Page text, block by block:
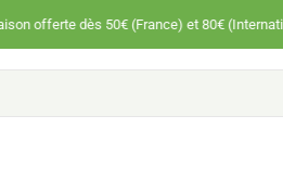
dès 50€ (France) et 80€ (International) •